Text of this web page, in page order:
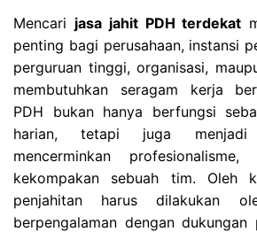
Mencari jasa jahit PDH terdekat
penting bagi perusahaan, instansi
perguruan tinggi, organisasi,
membutuhkan seragam kerja
PDH bukan hanya berfungsi
harian, tetapi juga
mencerminkan
kekompakan sebuah tim. Oleh
penjahitan harus dilakukan
berpengalaman dengan dukungan